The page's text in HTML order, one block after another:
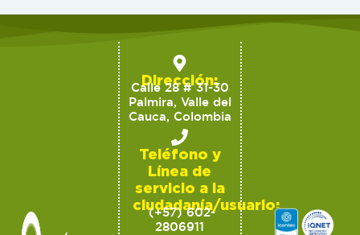
Dirección:
Calle 28 # 31-30
Palmira, Valle del
Cauca, Colombia
Teléfono y
Línea de
servicio a la
ciudadanía/usuario:
(+57) 602-
2806911